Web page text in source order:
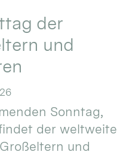
der
und
Sonntag,
der weltweite
und